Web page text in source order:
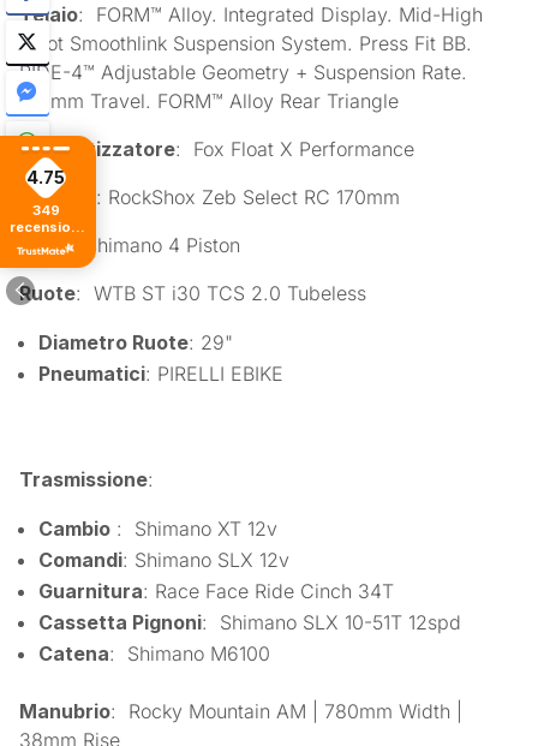
Telaio: FORM™ Alloy. Integrated Display. Mid-High
Pivot Smoothlink Suspension System. Press Fit BB.
RIDE-4™ Adjustable Geometry + Suspension Rate.
160mm Travel. FORM™ Alloy Rear Triangle
Ammortizzatore: Fox Float X Performance
Forcella : RockShox Zeb Select RC 170mm
Freni: Shimano 4 Piston
Ruote: WTB ST i30 TCS 2.0 Tubeless
Diametro Ruote: 29"
Pneumatici: PIRELLI EBIKE
Trasmissione:
Cambio : Shimano XT 12v
Comandi: Shimano SLX 12v
Guarnitura: Race Face Ride Cinch 34T
Cassetta Pignoni: Shimano SLX 10-51T 12spd
Catena: Shimano M6100
Manubrio: Rocky Mountain AM | 780mm Width |
38mm Rise
4.75
349
recensioni
di tutti i
tempi